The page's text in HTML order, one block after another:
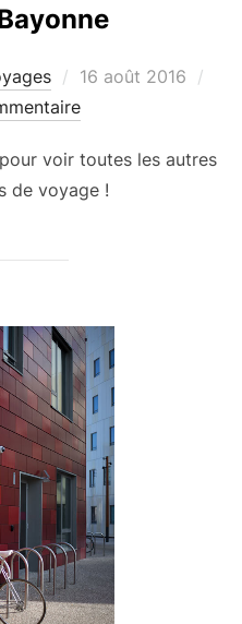
Publié
le
16 août 2016
voir toutes les autres
de voyage !